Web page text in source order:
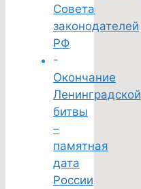
Совета
законодателей
РФ
-
Окончание
Ленинградской
битвы
–
памятная
дата
России